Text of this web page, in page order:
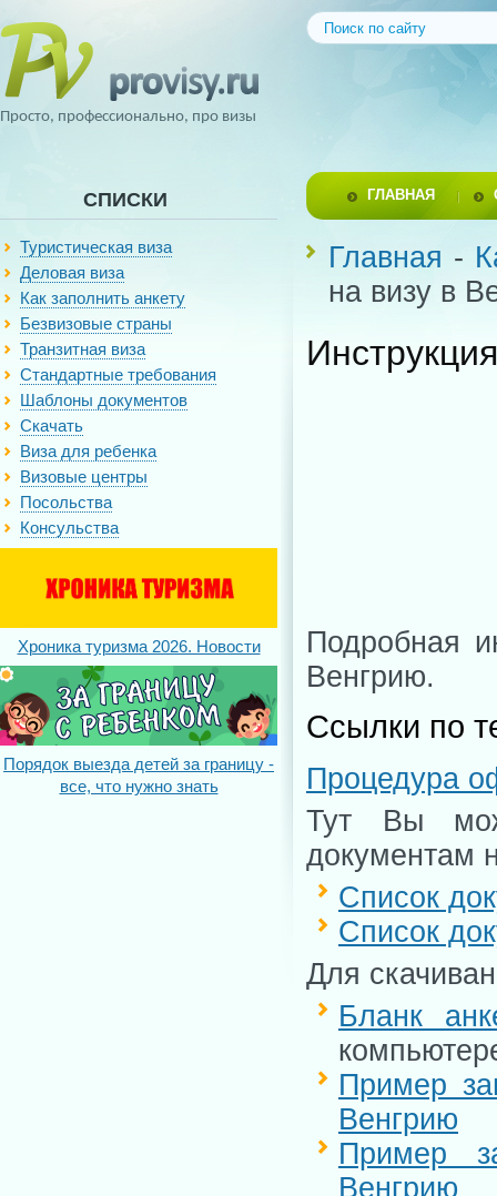
Просто, профессионально, про визы
СПИСКИ
Туристическая виза
Деловая виза
Как заполнить анкету
Безвизовые страны
Транзитная виза
Стандартные требования
Шаблоны документов
Скачать
Виза для ребенка
Визовые центры
Посольства
Консульства
Хроника туризма 2026. Новости
Порядок выезда детей за границу -
все, что нужно знать
ГЛАВНАЯ
Главная -
на визу в
Подробная
Венгрию.
Ссылки по
Процедура
Тут Вы
документам
Список
Список
Для
Бланк
Пример
Венгрию
Пример
Венгрию